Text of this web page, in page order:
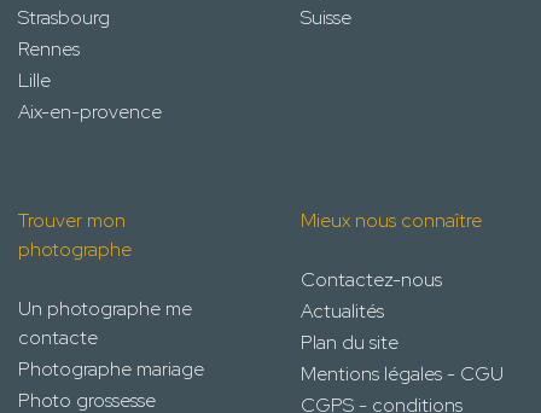
Strasbourg
Rennes
Lille
Aix-en-provence
Suisse
Trouver mon
photographe
Un photographe me
contacte
Photographe mariage
Photo grossesse
Mieux nous connaître
Contactez-nous
Actualités
Plan du site
Mentions légales - CGU
CGPS - conditions